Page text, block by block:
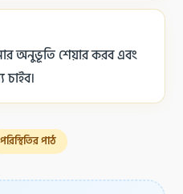
অনুভূতি শেয়ার করব এবং
পরিস্থিতির পাঠ